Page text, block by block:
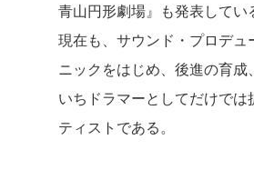
青山円形劇場』も発表してい
現在も、サウンド・プロデ
ニックをはじめ、後進の育
いちドラマーとしてだけで
ティストである。